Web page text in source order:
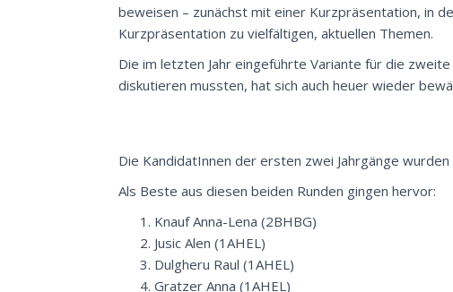
beweisen – zunächst mit einer Kurzpräsentation, in
Kurzpräsentation zu vielfältigen, aktuellen Themen.
Die im letzten Jahr eingeführte Variante für die
diskutieren mussten, hat sich auch heuer wieder
Die KandidatInnen der ersten zwei Jahrgänge
Als Beste aus diesen beiden Runden gingen hervor:
Knauf Anna-Lena (2BHBG)
Jusic Alen (1AHEL)
Dulgheru Raul (1AHEL)
Gratzer Anna (1AHEL)